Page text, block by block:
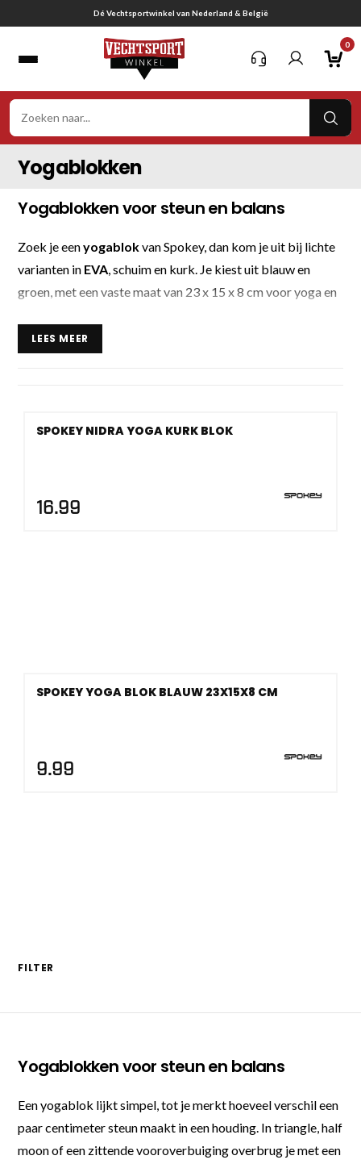
naar
van Nederland & België
0
Yogablokken
Yogablokken voor steun en balans
Zoek je eenyogablokvan Spokey, dan kom je uit bij lichte
varianten in EVA, schuim en kurk. Je kiest uit blauw en
groen, met een vaste maat van 23 x 15 x 8 cm voor yoga en
Die maat geeft een vertrouwde basis voor staande poses,
LEES MEER
SPOKEY NIDRA YOGA KURK BLOK
16.99
SPOKEY YOGA BLOK BLAUW 23X15X8 CM
9.99
FILTER
Yogablokken voor steun en balans
Een yogablok lijkt simpel, tot je merkt hoeveel verschil een
paar centimeter steun maakt in een houding. In triangle, half
moon of een zittende vooroverbuiging overbrug je met een